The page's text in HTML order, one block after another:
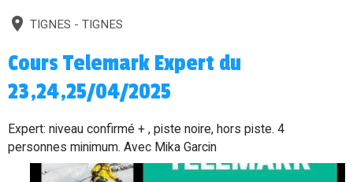
TIGNES - TIGNES
Cours Telemark Expert du
23,24,25/04/2025
Expert: niveau confirmé + , piste noire, hors piste. 4
personnes minimum. Avec Mika Garcin